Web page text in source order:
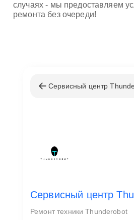
случаях - мы предоставляем
ремонта без очереди!
Сервисный центр
Сервисный центр
Ремонт техники Thunderobot